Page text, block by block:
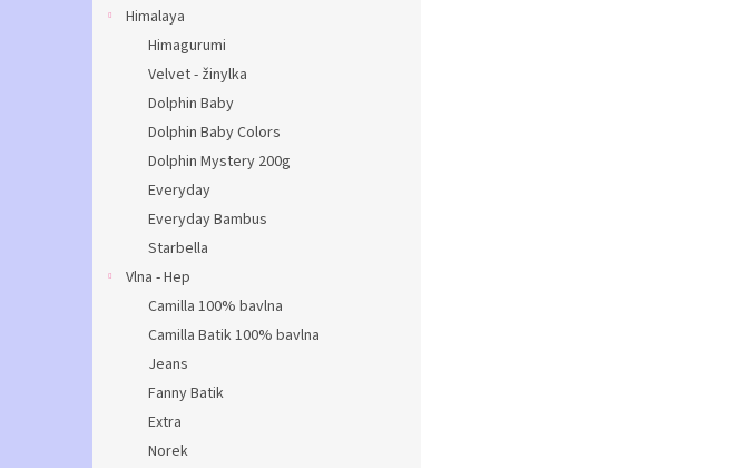
Himalaya
Himagurumi
Velvet - žinylka
Dolphin Baby
Dolphin Baby Colors
Dolphin Mystery 200g
Everyday
Everyday Bambus
Starbella
Vlna - Hep
Camilla 100% bavlna
Camilla Batik 100% bavlna
Jeans
Fanny Batik
Extra
Norek